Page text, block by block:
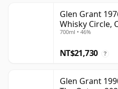
Glen Grant
Whisky Circle,
700ml • 46%
NT$21,730 ?
Glen Grant